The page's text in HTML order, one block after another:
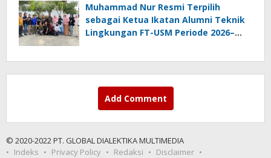
Muhammad Nur Resmi Terpilih
sebagai Ketua Ikatan Alumni Teknik
Lingkungan FT-USM Periode 2026–
Add Comment
© 2020-2022 PT. GLOBAL DIALEKTIKA MULTIMEDIA
Indeks
Privacy Policy Redaksi
Disclaimer